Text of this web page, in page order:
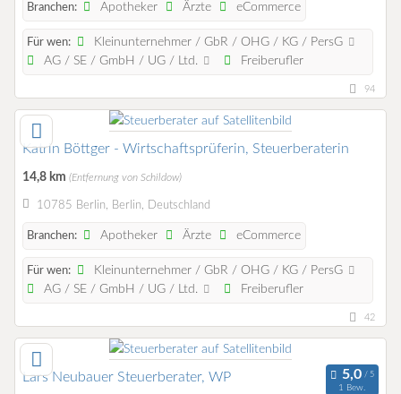
Branchen: Apotheker Ärzte eCommerce
Für wen:
Kleinunternehmer / GbR / OHG / KG / PersG
AG / SE / GmbH / UG / Ltd.
Freiberufler
94
Katrin Böttger - Wirtschaftsprüferin, Steuerberaterin
14,8 km (Entfernung von Schildow)
10785 Berlin, Berlin, Deutschland
Branchen: Apotheker Ärzte eCommerce
Für wen:
Kleinunternehmer / GbR / OHG / KG / PersG
AG / SE / GmbH / UG / Ltd.
Freiberufler
42
Lars Neubauer Steuerberater, WP
1 Bew.